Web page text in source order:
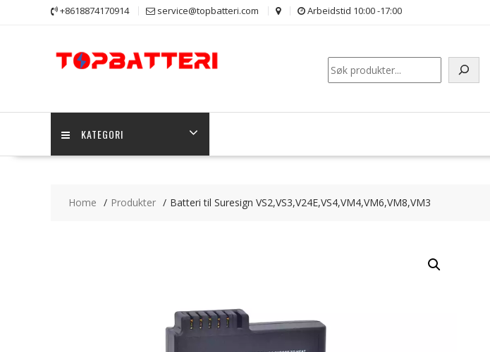
+8618874170914 service@topbatteri.com Arbeidstid 10:00 -17:00
Søk
KATEGORI
Home Produkter Batteri til Suresign VS2,VS3,V24E,VS4,VM4,VM6,VM8,VM3